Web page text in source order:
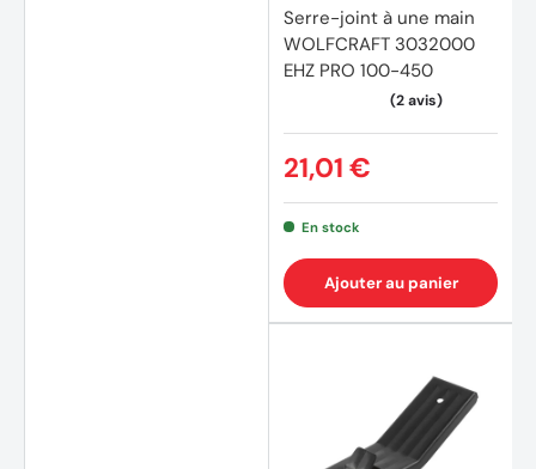
Serre-joint à une main
WOLFCRAFT 3032000
EHZ PRO 100-450
21,01 €
En stock
Ajouter au panier